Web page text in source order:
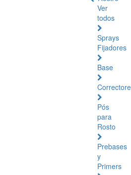
Ver
todos
Sprays
Fijadores
Base
Pós
para
Rosto
Prebases
y
Primers